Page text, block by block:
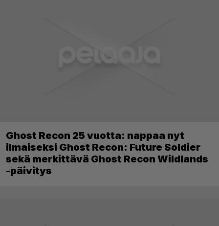
Ghost Recon 25 vuotta: nappaa nyt
ilmaiseksi Ghost Recon: Future Soldier
sekä merkittävä Ghost Recon Wildlands
-päivitys